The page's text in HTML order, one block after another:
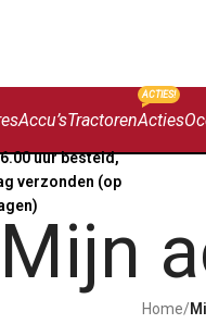
Accu’sTractorenActies
ACTIES!
uur besteld,
verzonden (op
Mijn
Home/